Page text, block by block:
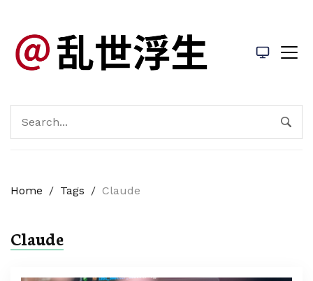
Home / Tags / Claude
Claude